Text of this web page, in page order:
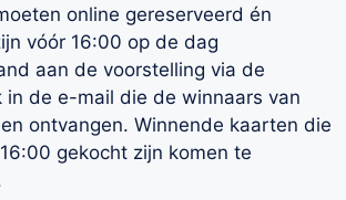
online gereserveerd én
vóór 16:00 op de dag
aan de voorstelling via de
in de e-mail die de winnaars van
ontvangen. Winnende kaarten die
gekocht zijn komen te